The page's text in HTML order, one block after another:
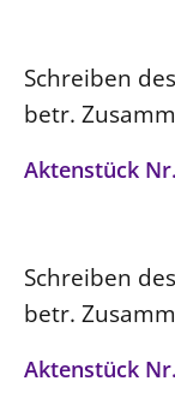
Schreiben
betr.
Aktenstück
Schreiben
betr.
Aktenstück